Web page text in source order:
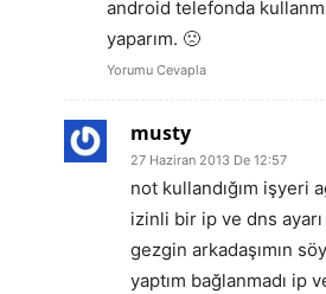
android telefonda
yaparım. 🙁
Yorumu Cevapla
musty
27 Haziran 2013 De 12:57
not kullandığım işyeri
izinli bir ip ve dns
gezgin arkadaşımın
yaptım bağlanmadı ip